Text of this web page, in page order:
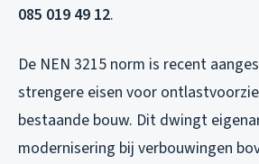
085 019 49 12.
De NEN 3215 norm is recent
strengere eisen voor
bestaande bouw. Dit dwingt
modernisering bij verbouwingen